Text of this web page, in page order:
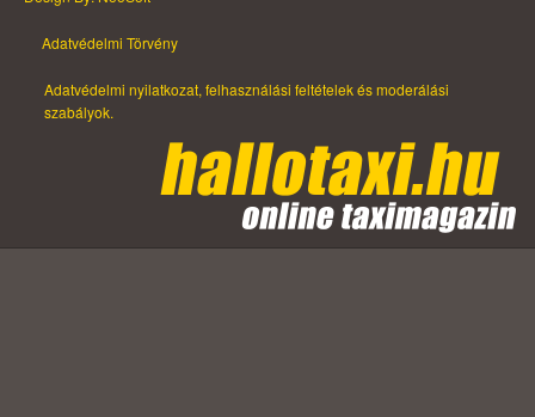
Adatvédelmi Törvény
Adatvédelmi nyilatkozat, felhasználási feltételek és moderálási
szabályok.